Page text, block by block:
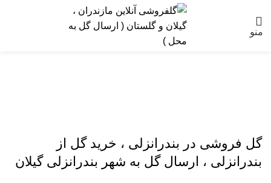
منو
گل فروشی در بندرانزلی ، خرید گل از
بندرانزلی ، ارسال گل به شهر بندرانزلی گیلان